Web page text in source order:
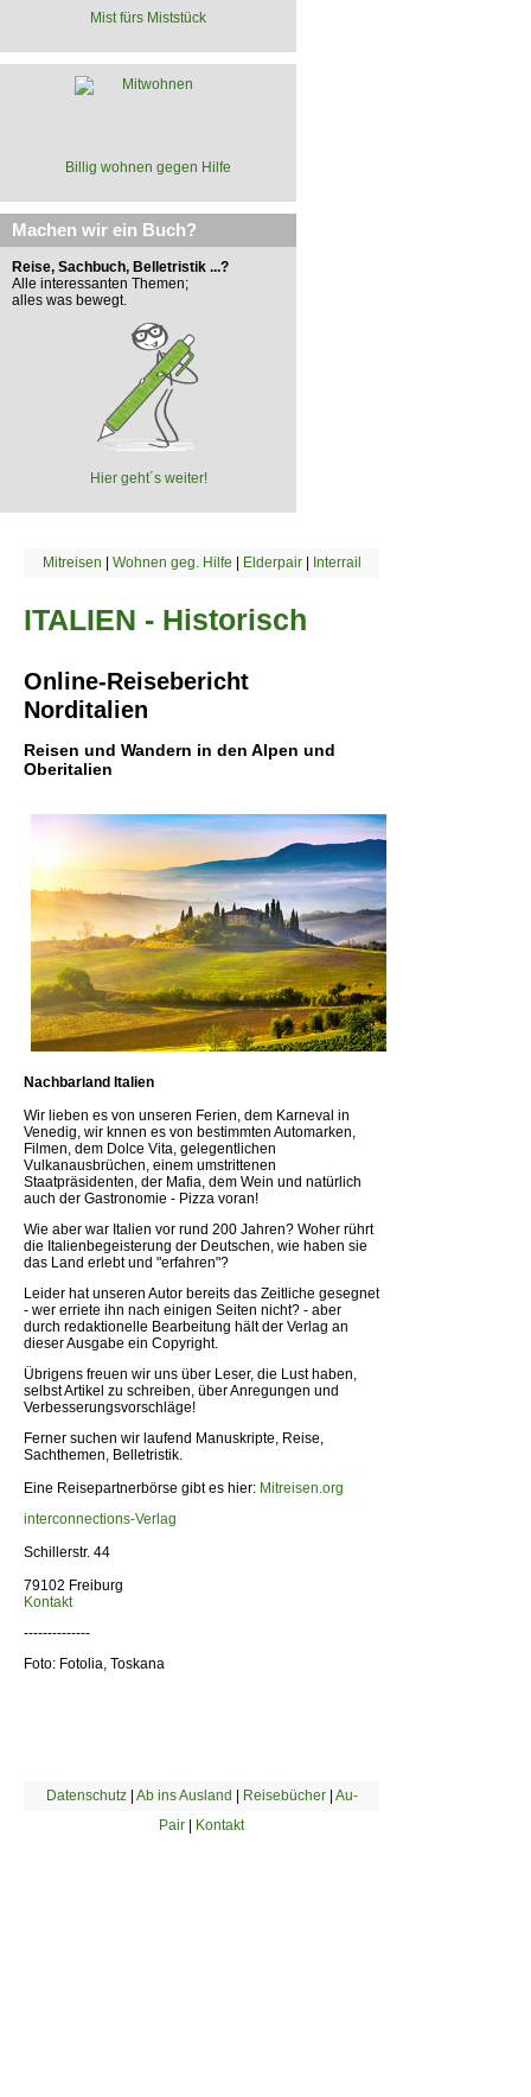
Mist fürs Miststück
Billig wohnen gegen Hilfe
Machen wir ein Buch?
Reise, Sachbuch, Belletristik ...?
Alle interessanten Themen;
alles was bewegt.
Hier geht´s weiter!
Mitreisen | Wohnen geg. Hilfe | Elderpair| Interrail
ITALIEN - Historisch
Online-Reisebericht
Norditalien
Reisen und Wandern in den Alpen und
Oberitalien
Nachbarland Italien
Wir lieben es von unseren Ferien, dem Karneval in
Venedig, wir knnen es von bestimmten Automarken,
Filmen, dem Dolce Vita, gelegentlichen
Vulkanausbrüchen, einem umstrittenen
Staatpräsidenten, der Mafia, dem Wein und natürlich
auch der Gastronomie - Pizza voran!
Wie aber war Italien vor rund 200 Jahren? Woher rührt
die Italienbegeisterung der Deutschen, wie haben sie
das Land erlebt und "erfahren"?
Leider hat unseren Autor bereits das Zeitliche gesegnet
- wer erriete ihn nach einigen Seiten nicht? - aber
durch redaktionelle Bearbeitung hält der Verlag an
dieser Ausgabe ein Copyright.
Übrigens freuen wir uns über Leser, die Lust haben,
selbst Artikel zu schreiben, über Anregungen und
Verbesserungsvorschläge!
Ferner suchen wir laufend Manuskripte, Reise,
Sachthemen, Belletristik.
Eine Reisepartnerbörse gibt es hier: Mitreisen.org
interconnections-Verlag
Schillerstr. 44
79102 Freiburg
Kontakt
--------------
Foto: Fotolia, Toskana
Datenschutz| Ab ins Ausland | Reisebücher| Au-
Pair | Kontakt